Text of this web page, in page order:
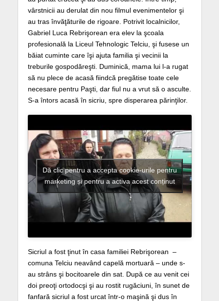
vârstnicii au derulat din nou filmul evenimentelor şi
au tras învăţăturile de rigoare. Potrivit localnicilor,
Gabriel Luca Rebrişorean era elev la şcoala
profesională la Liceul Tehnologic Telciu, şi fusese un
băiat cuminte care îşi ajuta familia şi vecinii la
treburile gospodăreşti. Duminică, mama lui l-a rugat
să nu plece de acasă fiindcă pregătise toate cele
necesare pentru Paşti, dar fiul nu a vrut să o asculte.
S-a întors acasă în sicriu, spre disperarea părinţilor.
Dă clic pentru a accepta cookie-urile pentru
marketing și pentru a activa acest conținut
Sicriul a fost ţinut în casa familiei Rebrişorean –
comuna Telciu neavând capelă mortuară – unde s-
au strâns şi bocitoarele din sat. După ce au venit cei
doi preoţi ortodocşi şi au rostit rugăciuni, în sunet de
fanfară sicriul a fost urcat într-o maşină şi dus în